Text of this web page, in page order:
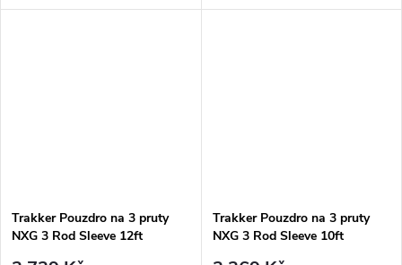
Trakker Pouzdro na 3 pruty
NXG 3 Rod Sleeve 12ft
Trakker Pouzdro na 3 pruty
NXG 3 Rod Sleeve 10ft